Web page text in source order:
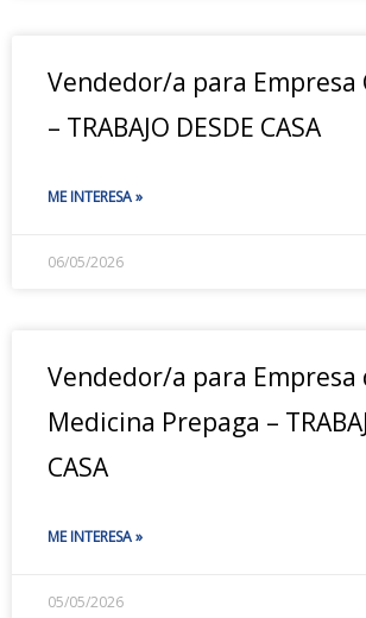
Vendedor/a para Empresa
– TRABAJO DESDE CASA
ME INTERESA »
06/05/2026
Vendedor/a para Empresa
Medicina Prepaga –
CASA
ME INTERESA »
05/05/2026